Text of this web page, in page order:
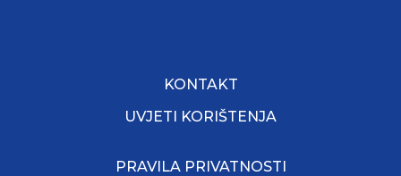
KONTAKT
UVJETI KORIŠTENJA
PRAVILA PRIVATNOSTI